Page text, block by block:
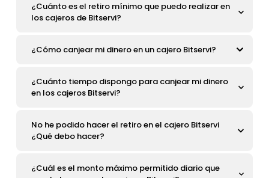
¿Cuánto es el retiro mínimo que puedo realizar en
los cajeros de Bitservi?
¿Cómo canjear mi dinero en un cajero Bitservi?
¿Cuánto tiempo dispongo para canjear mi dinero
en los cajeros Bitservi?
No he podido hacer el retiro en el cajero Bitservi
¿Qué debo hacer?
¿Cuál es el monto máximo permitido diario que